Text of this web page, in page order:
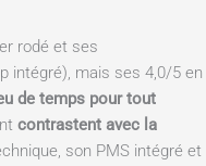
rodé et ses
intégré), mais ses 4,0/5 en
de temps pour tout
contrastent avec la
son PMS intégré et